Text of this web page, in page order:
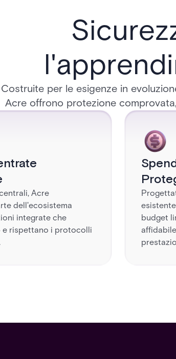
Costruite per le esigenze in
Acre offrono protezione
Acre
dell'ecosistema
integrate che
e rispettano i protocolli
budget